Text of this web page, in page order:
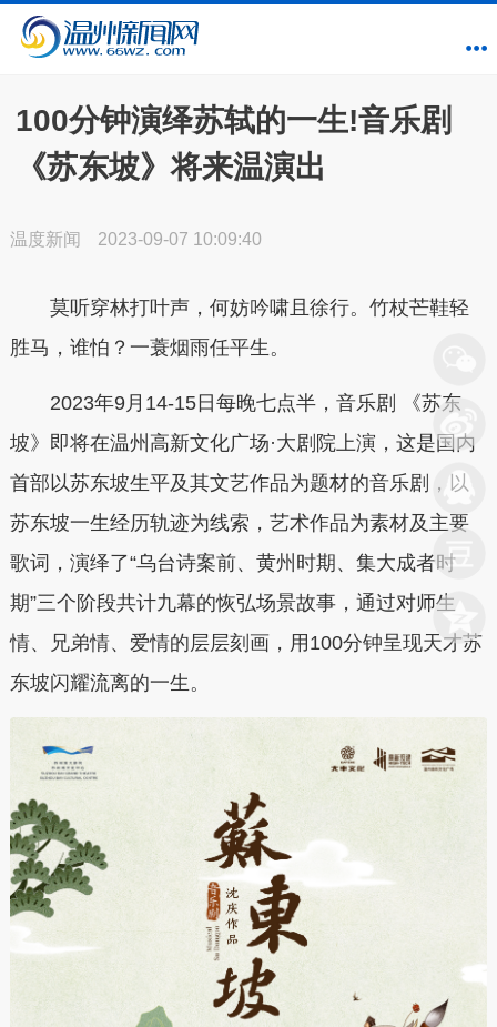
100分钟演绎苏轼的一生!音乐剧
《苏东坡》将来温演出
温度新闻 2023-09-07 10:09:40
莫听穿林打叶声，何妨吟啸且徐行。竹杖芒鞋轻
胜马，谁怕？一蓑烟雨任平生。
2023年9月14-15日每晚七点半，音乐剧 《苏东
坡》即将在温州高新文化广场·大剧院上演，这是国内
首部以苏东坡生平及其文艺作品为题材的音乐剧，以
苏东坡一生经历轨迹为线索，艺术作品为素材及主要
歌词，演绎了“乌台诗案前、黄州时期、集大成者时
期”三个阶段共计九幕的恢弘场景故事，通过对师生
情、兄弟情、爱情的层层刻画，用100分钟呈现天才苏
东坡闪耀流离的一生。